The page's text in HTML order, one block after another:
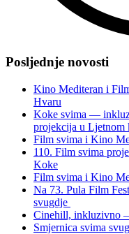
dovršena
provedbe
projekta
Knjiga
svima”
Posljednje novosti
Kino Mediteran i
Hvaru
Koke svima —
projekcija u Ljetnom
Film svima i Kino
110. Film svima
Koke
Film svima i Kino
Na 73. Pula Film
svugdje
Cinehill, inkluzivno
Smjernica svima